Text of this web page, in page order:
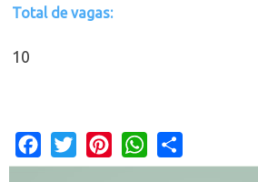
Total de vagas:
10
Facebook
Twitter PinterestWhatsApp